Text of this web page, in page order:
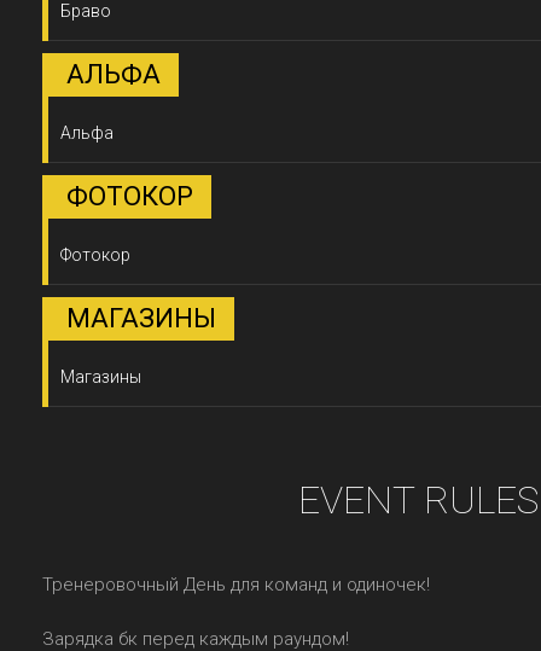
Браво
АЛЬФА
Альфа
ФОТОКОР
Фотокор
МАГАЗИНЫ
Магазины
EVENT
Тренеровочный День для команд и одиночек!
Зарядка бк перед каждым раундом!